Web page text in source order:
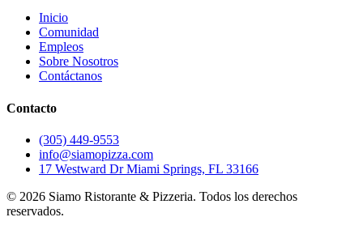
Inicio
Comunidad
Empleos
Sobre Nosotros
Contáctanos
Contacto
(305) 449-9553
info@siamopizza.com
17 Westward Dr Miami Springs, FL 33166
© 2026 Siamo Ristorante & Pizzeria. Todos los derechos
reservados.